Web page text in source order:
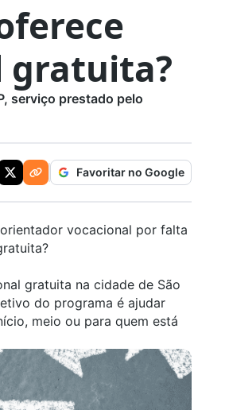
gratuita?
serviço prestado pelo
Favoritar no Google
vocacional por falta
?
gratuita na cidade de São
do programa é ajudar
meio ou para quem está